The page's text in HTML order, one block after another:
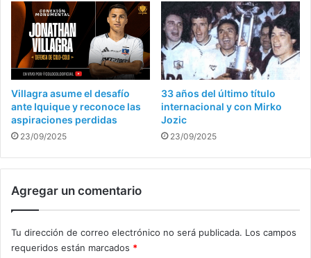
Villagra asume el desafío
ante Iquique y reconoce las
aspiraciones perdidas
23/09/2025
33 años del último título
internacional y con Mirko
Jozic
23/09/2025
Agregar un comentario
Tu dirección de correo electrónico no será publicada. Los campos
requeridos están marcados *